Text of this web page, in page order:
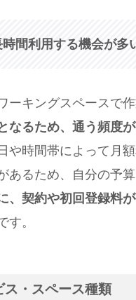
間利用する機会が多
ーキングスペースで
なるため、通う頻度
や時間帯によって月
あるため、自分の予
、契約や初回登録料
す。
・スペース種類